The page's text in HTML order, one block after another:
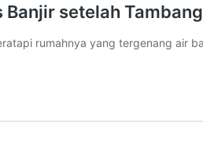
setelah
rumahnya yang tergenang air